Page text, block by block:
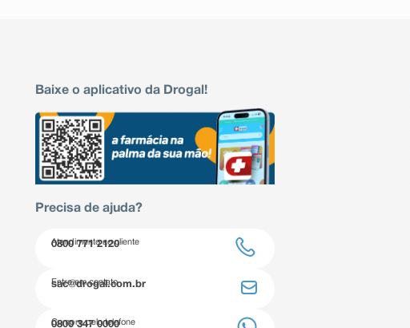
Baixe o aplicativo da Drogal!
Precisa de ajuda?
Atendimento ao cliente
0800 771 2120
Entre em contato
sac@drogal.com.br
Compre pelo telefone
0800 347 0000